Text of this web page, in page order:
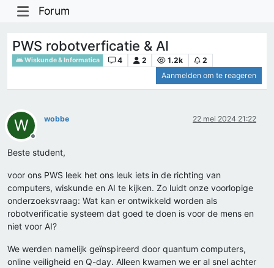
Forum
PWS robotverficatie & AI
Wiskunde & Informatica 4 2 1.2k
2
Aanmelden om te reageren
W
Offline
wobbe 22 mei 2024 21:22
Beste student,
voor ons PWS leek het ons leuk iets in de richting van
computers, wiskunde en AI te kijken. Zo luidt onze voorlopige
onderzoeksvraag: Wat kan er ontwikkeld worden als
robotverificatie systeem dat goed te doen is voor de mens en
niet voor AI?
We werden namelijk geïnspireerd door quantum computers,
online veiligheid en Q-day. Alleen kwamen we er al snel achter